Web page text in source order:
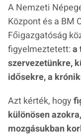
A Nemzeti
Központ és a BM
Főigazgatóság
figyelmeztetett:a
szervezetünkre,
idősekre, a
Azt kérték, hogy
különösen
mozgásukban